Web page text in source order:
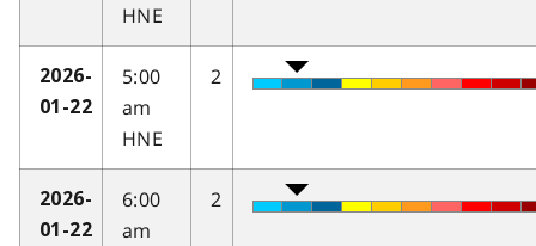
HNE
2026-
01-22
5:00
am
HNE
2
2026-
01-22
6:00
am
2